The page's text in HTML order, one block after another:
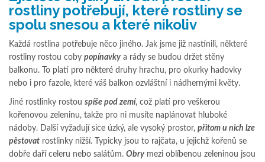
rostliny potřebují, které rostliny se
spolu snesou a které nikoliv
Každá rostlina potřebuje něco jiného. Jak jsme již nastínili, některé
rostliny rostou coby popínavky a rády se budou držet stěny
balkonu. To platí pro některé druhy hrachu, pro okurky hadovky
nebo i pro fazole, které váš balkon ozvláštní i nádhernými květy.
Jiné rostlinky rostou spíše pod zemí, což platí pro veškerou
kořenovou zeleninu, takže pro ni musíte naplánovat hluboké
nádoby. Další vyžadují sice úzký, ale vysoký prostor, přitom u nich lze
pěstovat rostlinky nižší. Typicky jsou to rajčata, u jejichž kořenů se
dobře daří celeru nebo salátům. Obry mezi oblíbenou zeleninou jsou